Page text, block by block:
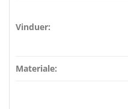
Vinduer:
Materiale: